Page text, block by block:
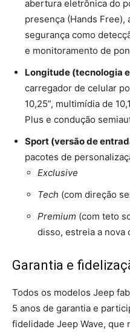
abertura eletrônica do
presença (Hands Free),
segurança como
e monitoramento de
Longitude (tecnologia
carregador de celular
10,25”, multimídia de
Plus e condução
Sport (versão de
pacotes de
Exclusive
Tech (com direção
Premium (com teto
disso, estreia a nova
Garantia e
Todos os modelos Jeep
5 anos de garantia e
fidelidade Jeep Wave, que